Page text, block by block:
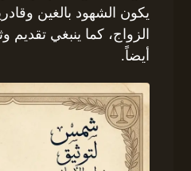
يكون الشهود بالغين
الزواج، كما ينبغي تقديم
أيضاً.